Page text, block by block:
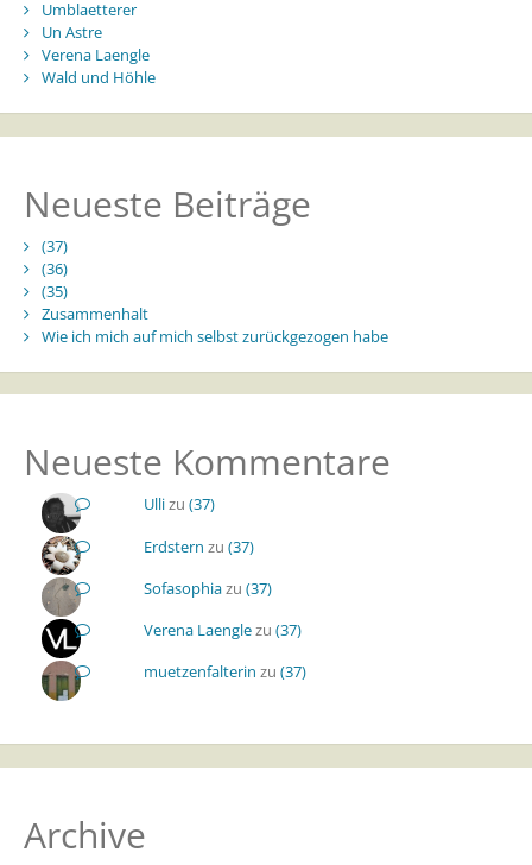
Umblaetterer
Un Astre
Verena Laengle
Wald und Höhle
Neueste Beiträge
(37)
(36)
(35)
Zusammenhalt
Wie ich mich auf mich selbst zurückgezogen habe
Neueste Kommentare
Ullizu(37)
Erdstern zu(37)
Sofasophiazu(37)
Verena Laenglezu(37)
muetzenfalterin zu(37)
Archive